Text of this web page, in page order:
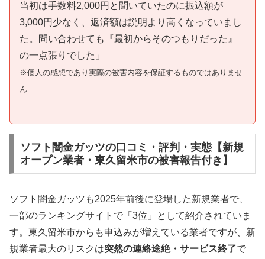
当初は手数料2,000円と聞いていたのに振込額が
3,000円少なく、返済額は説明より高くなっていまし
た。問い合わせても『最初からそのつもりだった』
の一点張りでした」
※個人の感想であり実際の被害内容を保証するものではありませ
ん
ソフト闇金ガッツの口コミ・評判・実態【新規
オープン業者・東久留米市の被害報告付き】
ソフト闇金ガッツも2025年前後に登場した新規業者で、
一部のランキングサイトで「3位」として紹介されていま
す。東久留米市からも申込みが増えている業者ですが、新
規業者最大のリスクは突然の連絡途絶・サービス終了で